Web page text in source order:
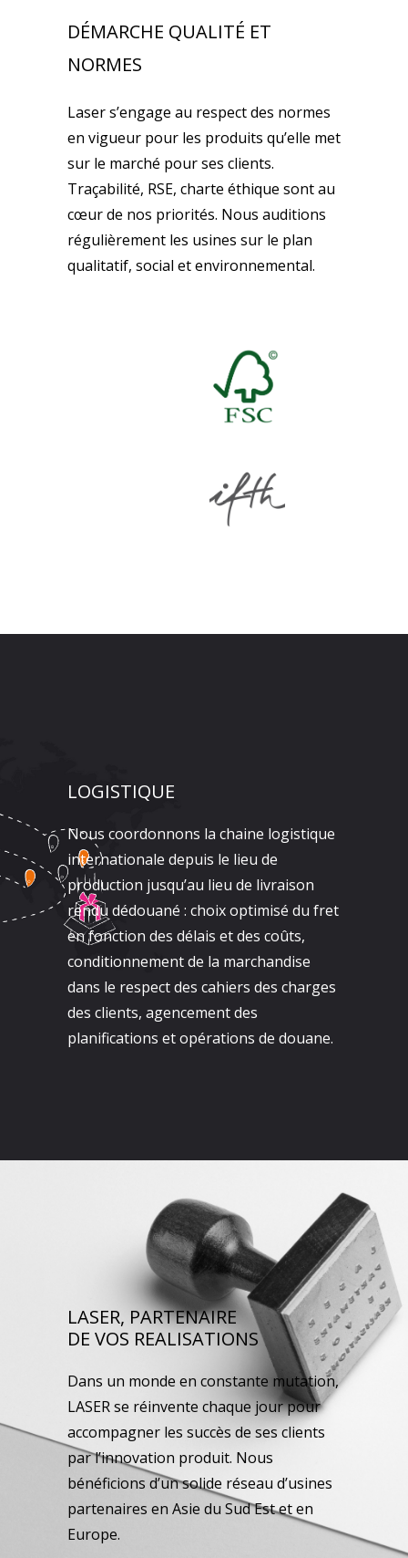
DÉMARCHE QUALITÉ ET
NORMES
Laser s’engage au respect des normes
en vigueur pour les produits qu’elle met
sur le marché pour ses clients.
Traçabilité, RSE, charte éthique sont au
cœur de nos priorités. Nous auditions
régulièrement les usines sur le plan
qualitatif, social et environnemental.
LOGISTIQUE
Nous coordonnons la chaine logistique
internationale depuis le lieu de
production jusqu’au lieu de livraison
rendu dédouané : choix optimisé du fret
en fonction des délais et des coûts,
conditionnement de la marchandise
dans le respect des cahiers des charges
des clients, agencement des
planifications et opérations de douane.
LASER, PARTENAIRE
DE VOS REALISATIONS
Dans un monde en constante mutation,
LASER se réinvente chaque jour pour
accompagner les succès de ses clients
par l’innovation produit. Nous
bénéficions d’un solide réseau d’usines
partenaires en Asie du Sud Est et en
Europe.